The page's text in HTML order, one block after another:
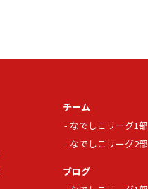
チーム
なでしこリーグ1部
なでしこリーグ2部
ブログ